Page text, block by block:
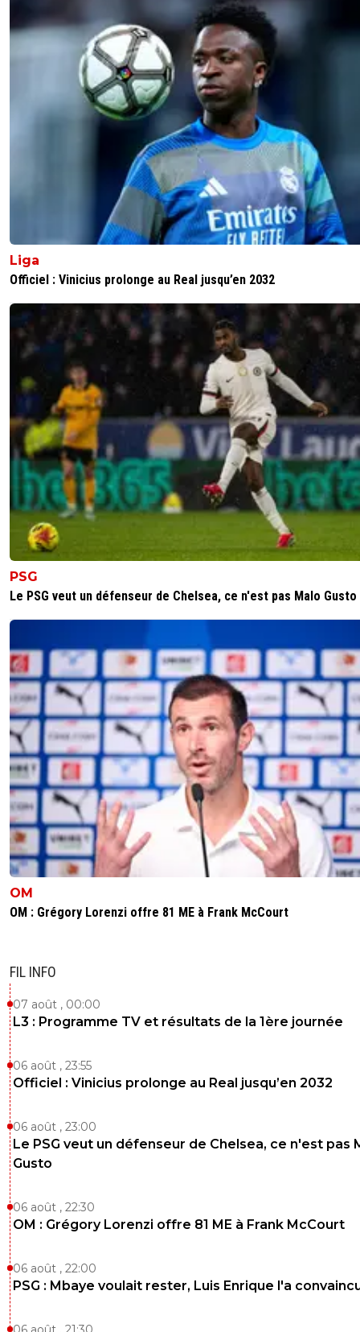
Liga
Officiel : Vinicius prolonge au Real jusqu’en 2032
PSG
Le PSG veut un défenseur de Chelsea, ce n'est pas Malo Gusto
OM
OM : Grégory Lorenzi offre 81 ME à Frank McCourt
FIL INFO
07 août , 00:00
L3 : Programme TV et résultats de la 1ère journée
06 août , 23:55
Officiel : Vinicius prolonge au Real jusqu’en 2032
06 août , 23:00
Le PSG veut un défenseur de Chelsea, ce n'est pas
Gusto
06 août , 22:30
OM : Grégory Lorenzi offre 81 ME à Frank McCourt
06 août , 22:00
PSG : Mbaye voulait rester, Luis Enrique l'a